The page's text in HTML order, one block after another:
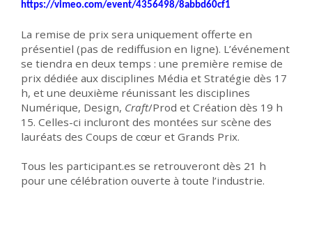
https://vimeo.com/event/4356498/8abbd60cf1
La remise de prix sera uniquement offerte en
présentiel (pas de rediffusion en ligne). L’événement
se tiendra en deux temps : une première remise de
prix dédiée aux disciplines Média et Stratégie dès 17
h, et une deuxième réunissant les disciplines
Numérique, Design, Craft/Prod et Création dès 19 h
15. Celles-ci incluront des montées sur scène des
lauréats des Coups de cœur et Grands Prix.
Tous les participant.es se retrouveront dès 21 h
pour une célébration ouverte à toute l’industrie.